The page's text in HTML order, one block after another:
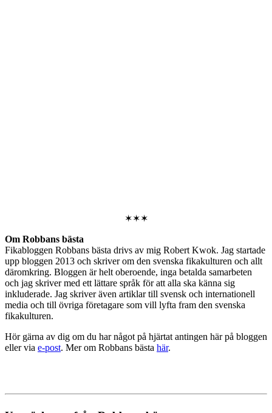
✶✶✶
Om Robbans bästa
Fikabloggen Robbans bästa drivs av mig Robert Kwok. Jag startade
upp bloggen 2013 och skriver om den svenska fikakulturen och allt
däromkring. Bloggen är helt oberoende, inga betalda samarbeten
och jag skriver med ett lättare språk för att alla ska känna sig
inkluderade. Jag skriver även artiklar till svensk och internationell
media och till övriga företagare som vill lyfta fram den svenska
fikakulturen.
Hör gärna av dig om du har något på hjärtat antingen här på bloggen
eller via e-post. Mer om Robbans bästa här.